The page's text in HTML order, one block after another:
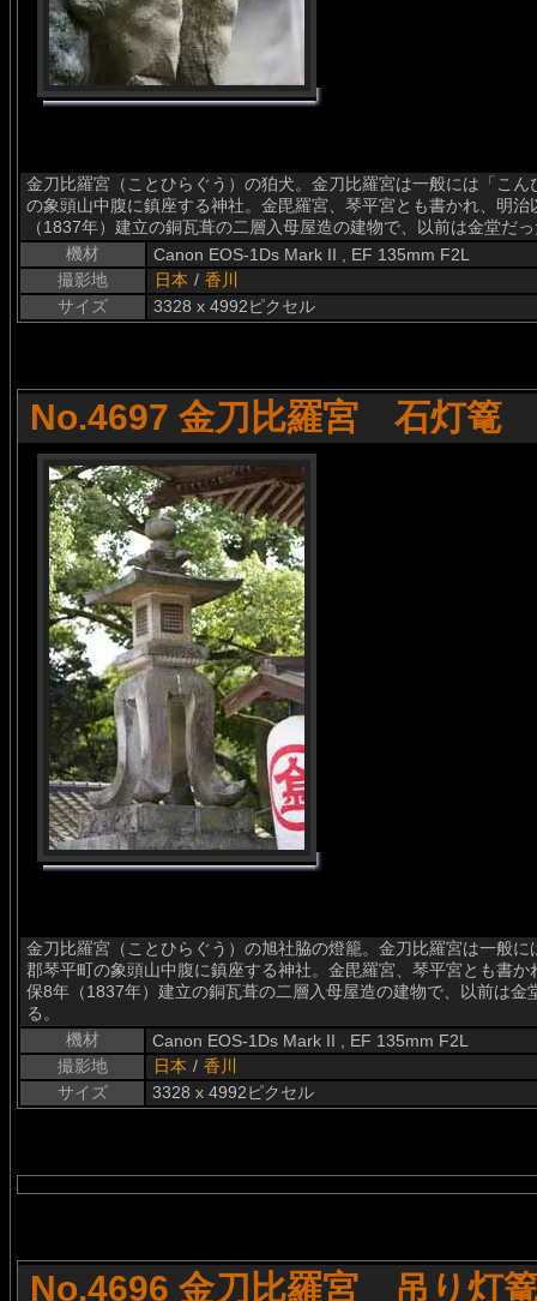
金刀比羅宮（ことひらぐう）の狛犬。金刀比羅宮は一般には「こ
の象頭山中腹に鎮座する神社。金毘羅宮、琴平宮とも書かれ、明
（1837年）建立の銅瓦葺の二層入母屋造の建物で、以前は金堂だ
機材
Canon EOS-1Ds Mark II , EF 135mm F2L
撮影地
日本 / 香川
サイズ
3328 x 4992ピクセル
No.4697 金刀比羅宮 石灯篭
金刀比羅宮（ことひらぐう）の旭社脇の燈籠。金刀比羅宮は一般
郡琴平町の象頭山中腹に鎮座する神社。金毘羅宮、琴平宮とも書
保8年（1837年）建立の銅瓦葺の二層入母屋造の建物で、以前は
る。
機材
Canon EOS-1Ds Mark II , EF 135mm F2L
撮影地
日本 / 香川
サイズ
3328 x 4992ピクセル
No.4696 金刀比羅宮 吊り灯